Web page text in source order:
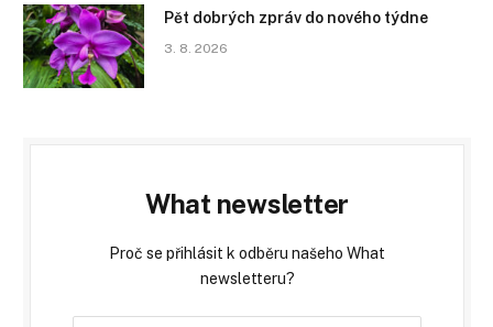
Pět dobrých zpráv do nového týdne
3. 8. 2026
What newsletter
Proč se přihlásit k odběru našeho What
newsletteru?